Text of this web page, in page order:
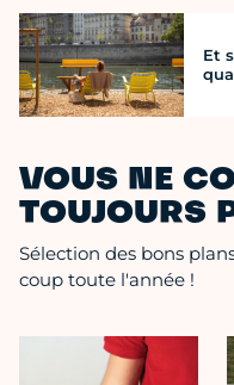
Et
VOUS NE
TOUJOURS
Sélection des bons
coup toute l'année !